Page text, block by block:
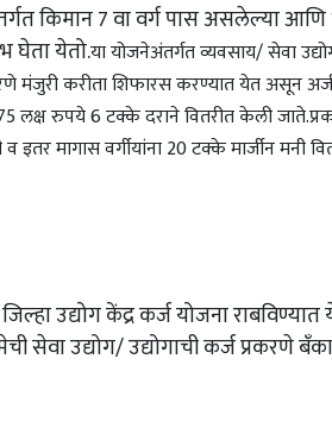
किमान 7 वा वर्ग पास असलेल्या आणि
घेता येतो.या योजनेअंतर्गत व्यवसाय/ सेवा
मंजुरी करीता शिफारस करण्यात येत असून
लक्ष रुपये 6 टक्के दराने वितरीत केली जाते.
मागास वर्गीयांना 20 टक्के मार्जीन मनी
जिल्हा उद्योग केंद्र कर्ज योजना
सेवा उद्योग/ उद्योगाची कर्ज प्रकरणे